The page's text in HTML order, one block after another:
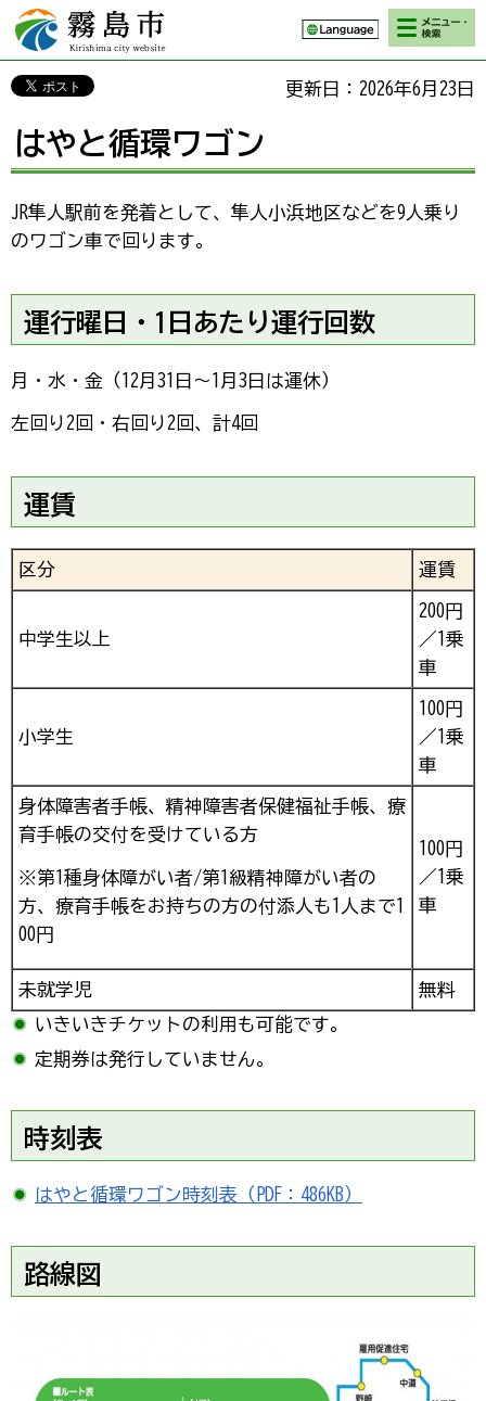
霧島市 Kirishima
city website
検索・メニ
ュー
更新日：2026年6月23日
はやと循環ワゴン
JR隼人駅前を発着として、隼人小浜地区などを9人乗り
のワゴン車で回ります。
運行曜日・1日あたり運行回数
月・水・金（12月31日～1月3日は運休）
左回り2回・右回り2回、計4回
運賃
区分 運賃
中学生以上
200円
／1乗
車
小学生
100円
／1乗
車
身体障害者手帳、精神障害者保健福祉手帳、療
育手帳の交付を受けている方
※第1種身体障がい者/第1級精神障がい者の
方、療育手帳をお持ちの方の付添人も1人まで1
00円
100円
／1乗
車
未就学児
無料
いきいきチケットの利用も可能です。
定期券は発行していません。
時刻表
はやと循環ワゴン時刻表（PDF：486KB）
路線図